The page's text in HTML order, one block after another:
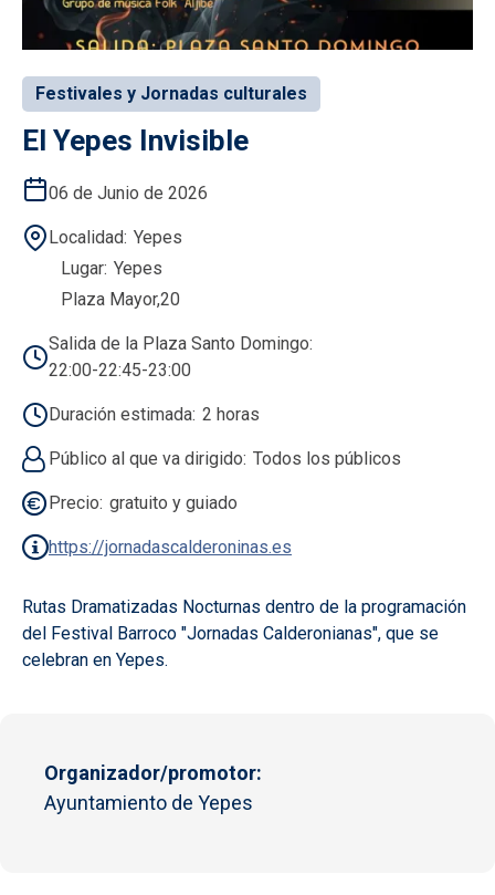
Festivales y Jornadas culturales
El Yepes Invisible
06 de Junio de 2026
Localidad Yepes
Lugar Yepes
Plaza Mayor,20
Salida de la Plaza Santo Domingo:
22:00-22:45-23:00
Duración estimada 2 horas
Público al que va dirigido Todos los públicos
Precio gratuito y guiado
https://jornadascalderoninas.es
Rutas Dramatizadas Nocturnas dentro de la programación
del Festival Barroco "Jornadas Calderonianas", que se
celebran en Yepes.
Organizador/promotor
Ayuntamiento de Yepes